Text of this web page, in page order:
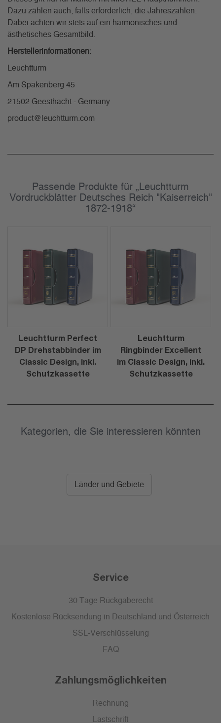
Dazu zählen auch, falls erforderlich, die Jahreszahlen.
Dabei achten wir stets auf ein harmonisches und
ästhetisches Gesamtbild.
Herstellerinformationen:
Leuchtturm
Am Spakenberg 45
21502 Geesthacht - Germany
product@leuchtturm.com
Passende Produkte für „Leuchtturm
Vordruckblätter Deutsches Reich "Kaiserreich"
1872-1918“
Leuchtturm Perfect
DP Drehstabbinder im
Classic Design, inkl.
Schutzkassette
Leuchtturm
Ringbinder Excellent
im Classic Design, inkl.
Schutzkassette
Kategorien, die Sie interessieren könnten
Länder und Gebiete
Service
30 Tage Rückgaberecht
Kostenlose Rücksendung in Deutschland und Österreich
SSL-Verschlüsselung
FAQ
Zahlungsmöglichkeiten
Rechnung
Lastschrift